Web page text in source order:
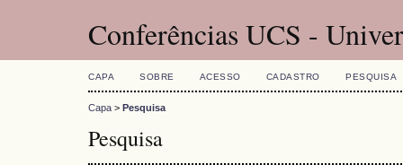
Conferências UCS -
CAPA SOBRE ACESSO CADASTRO PESQUISA
Capa > Pesquisa
Pesquisa